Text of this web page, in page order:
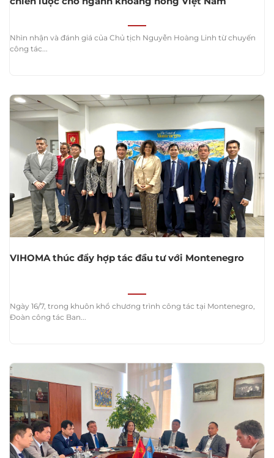
Nhìn nhận và đánh giá của Chủ tịch Nguyễn Hoàng Linh từ chuyến
công tác...
VIHOMA thúc đẩy hợp tác đầu tư với Montenegro
Ngày 16/7, trong khuôn khổ chương trình công tác tại Montenegro,
Đoàn công tác Ban...